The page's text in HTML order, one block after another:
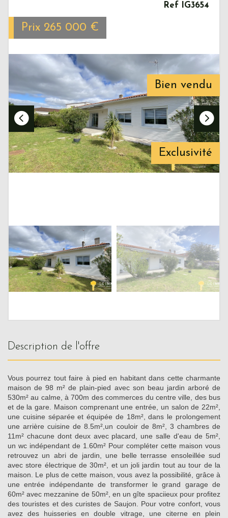
Bien vendu
Exclusivité
Ref IG3654
Prix 265 000 €
description de l'offre
Vous pourrez tout faire à pied en habitant dans cette charmante
maison de 98 m² de plain-pied avec son beau jardin arboré de
530m² au calme, à 700m des commerces du centre ville, des bus
et de la gare. Maison comprenant une entrée, un salon de 22m²,
une cuisine séparée et équipée de 18m², dans le prolongement
une arrière cuisine de 8.5m²,un couloir de 8m², 3 chambres de
11m² chacune dont deux avec placard, une salle d'eau de 5m²,
un wc indépendant de 1.60m² Pour compléter cette maison vous
retrouvez un abri de jardin, une belle terrasse ensoleillée sud
avec store électrique de 30m², et un joli jardin tout au tour de la
maison. Le plus de cette maison, vous avez la possibilité, grâce à
une entrée indépendante de transformer le grand garage de
60m² avec mezzanine de 50m², en un gîte spaciieux pour profitez
des touristes et des curistes de Saujon. Pour votre confort, vous
avez des huisseries en double vitrage, une citerne en plein